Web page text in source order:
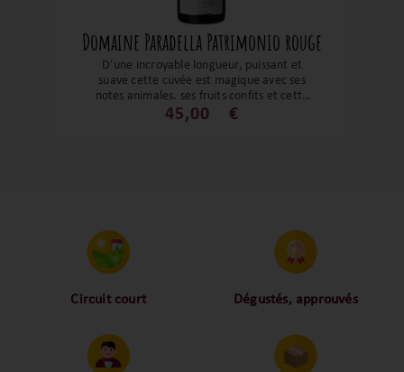
Domaine Paradella Patrimonio rouge
D’une incroyable longueur, puissant et
suave cette cuvée est magique avec ses
notes animales, ses fruits confits et cette
note fumée. Un grand vin pour un grand
45,00 €
Circuit court
proche des consommateurs
! La proximité, le partage,
Dégustés, approuvés
approuvé toutes les
bouteilles sélectionnées,